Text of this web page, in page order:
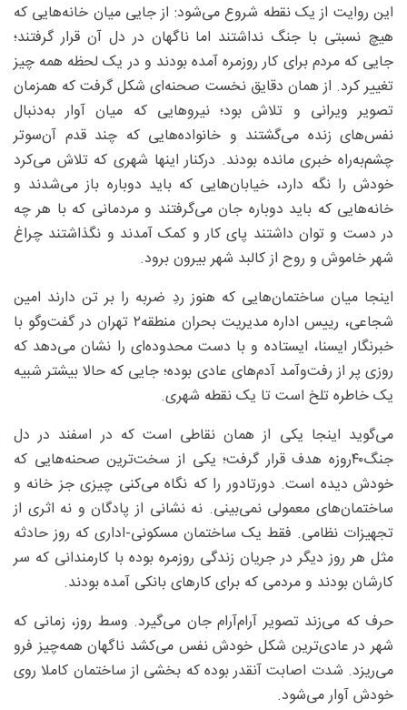
این روایت از یک نقطه شروع می‌شود: از جایی میان خانه‌هایی که
هیچ نسبتی با جنگ نداشتند اما ناگهان در دل آن قرار گرفتند؛
جایی که مردم برای کار روزمره آمده بودند و در یک لحظه همه چیز
تغییر کرد. از همان دقایق نخست صحنه‌ای شکل گرفت که همزمان
تصویر ویرانی و تلاش بود؛ نیروهایی که میان آوار به‌دنبال
نفس‌های زنده می‌گشتند و خانواده‌هایی که چند قدم آن‌سوتر
چشم‌به‌راه خبری مانده بودند. درکنار اینها شهری که تلاش می‌کرد
خودش را نگه دارد، خیابان‌هایی که باید دوباره باز می‌شدند و
خانه‌هایی که باید دوباره جان می‌گرفتند و مردمانی که با هر چه
در دست و توان داشتند پای کار و کمک آمدند و نگذاشتند چراغ
شهر خاموش و روح از کالبد شهر بیرون برود.
اینجا میان ساختمان‌هایی که هنوز ردِ ضربه را بر تن دارند امین
شجاعی، رییس اداره مدیریت بحران منطقه۲ تهران در گفت‌وگو با
خبرنگار ایسنا، ایستاده و با دست محدوده‌ای را نشان می‌دهد که
روزی پر از رفت‌وآمد آدم‌های عادی بوده؛ جایی که حالا بیشتر شبیه
یک خاطره تلخ است تا یک نقطه‌ شهری.
می‌گوید اینجا یکی از همان نقاطی است که در اسفند در دل
جنگ۴۰روزه هدف قرار گرفت؛ یکی از سخت‌ترین صحنه‌هایی که
خودش دیده است. دورتادور را که نگاه می‌کنی چیزی جز خانه و
ساختمان‌های معمولی نمی‌بینی. نه نشانی از پادگان و نه اثری از
تجهیزات نظامی. فقط یک ساختمان مسکونی-اداری که روز حادثه
مثل هر روز دیگر در جریان زندگی روزمره بوده با کارمندانی که سر
کارشان بودند و مردمی که برای کارهای بانکی آمده بودند.
حرف که می‌زند تصویر آرام‌آرام جان می‌گیرد. وسط روز، زمانی که
شهر در عادی‌ترین شکل خودش نفس می‌کشد ناگهان همه‌چیز فرو
می‌ریزد. شدت اصابت آنقدر بوده که بخشی از ساختمان کاملا روی
خودش آوار می‌شود.